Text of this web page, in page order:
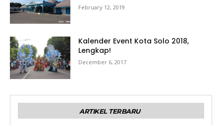
February 12, 2019
Kalender Event Kota Solo 2018,
Lengkap!
December 6, 2017
ARTIKEL TERBARU